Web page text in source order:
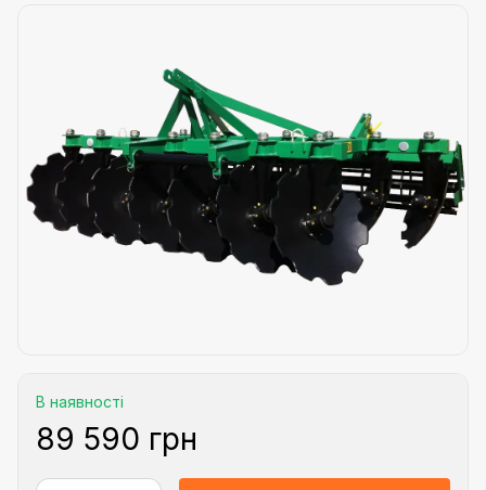
В наявності
89 590 грн